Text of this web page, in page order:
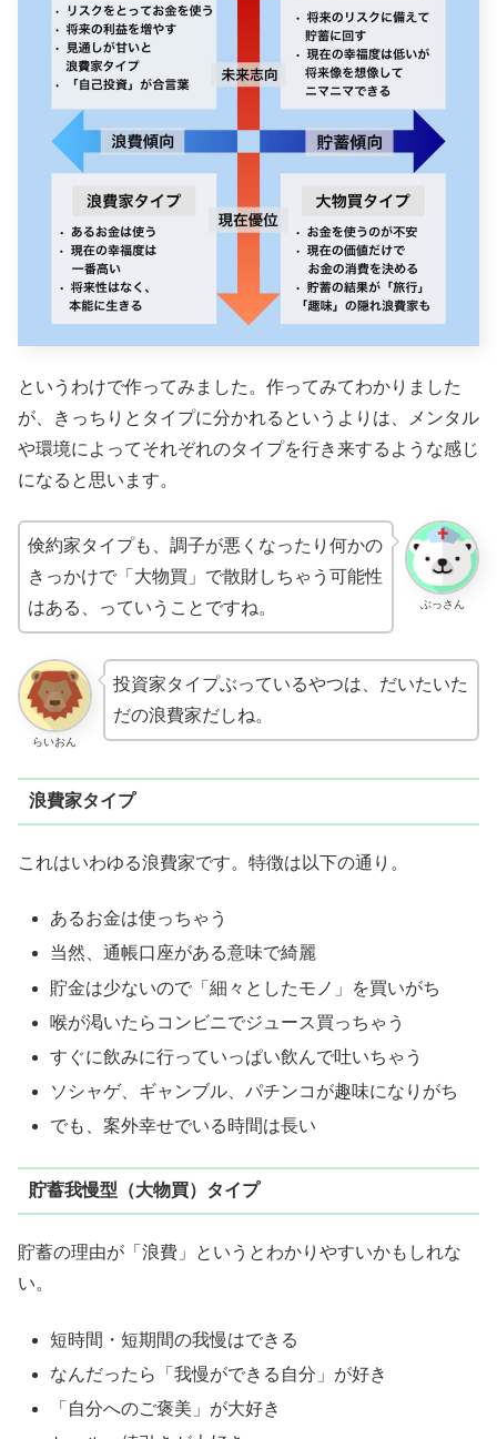
というわけで作ってみました。作ってみてわかりました
が、きっちりとタイプに分かれるというよりは、メンタル
や環境によってそれぞれのタイプを行き来するような感じ
になると思います。
ぶっさん
倹約家タイプも、調子が悪くなったり何かの
きっかけで「大物買」で散財しちゃう可能性
はある、っていうことですね。
らいおん
投資家タイプぶっているやつは、だいたいた
だの浪費家だしね。
浪費家タイプ
これはいわゆる浪費家です。特徴は以下の通り。
あるお金は使っちゃう
当然、通帳口座がある意味で綺麗
貯金は少ないので「細々としたモノ」を買いがち
喉が渇いたらコンビニでジュース買っちゃう
すぐに飲みに行っていっぱい飲んで吐いちゃう
ソシャゲ、ギャンブル、パチンコが趣味になりがち
でも、案外幸せでいる時間は長い
貯蓄我慢型（大物買）タイプ
貯蓄の理由が「浪費」というとわかりやすいかもしれな
い。
短時間・短期間の我慢はできる
なんだったら「我慢ができる自分」が好き
「自分へのご褒美」が大好き